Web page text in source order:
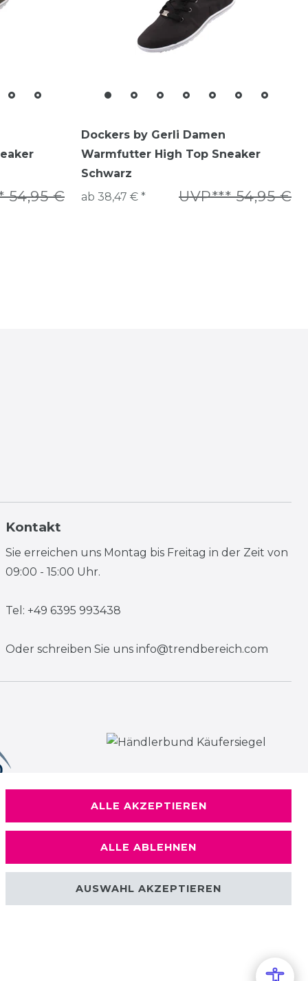
54,95 €
Dockers by Gerli Damen
Warmfutter High Top Sneaker
Schwarz
UVP*** 54,95 €
ab 38,47 € *
Kontakt
Sie erreichen uns Montag bis Freitag in der Zeit von
09:00 - 15:00 Uhr.
Tel: +49 6395 993438
Oder schreiben Sie uns info@trendbereich.com
ALLE AKZEPTIEREN
ALLE ABLEHNEN
AUSWAHL AKZEPTIEREN